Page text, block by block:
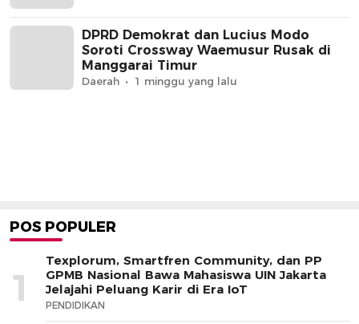
DPRD Demokrat dan Lucius Modo
Soroti Crossway Waemusur Rusak di
Manggarai Timur
Daerah 1 minggu yang lalu
POS POPULER
1
Texplorum, Smartfren Community, dan PP
GPMB Nasional Bawa Mahasiswa UIN Jakarta
Jelajahi Peluang Karir di Era IoT
PENDIDIKAN